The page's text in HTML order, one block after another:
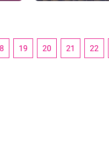
19 20 21 22